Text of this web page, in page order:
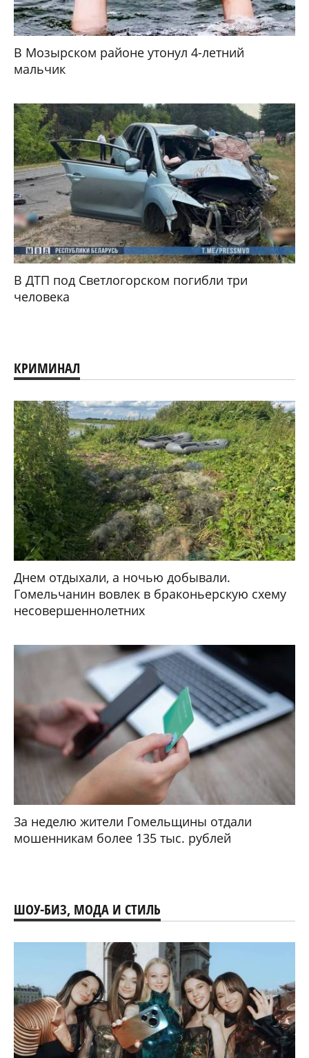
В Мозырском районе утонул 4-летний
мальчик
В ДТП под Светлогорском погибли три
человека
КРИМИНАЛ
Днем отдыхали, а ночью добывали.
Гомельчанин вовлек в браконьерскую схему
несовершеннолетних
За неделю жители Гомельщины отдали
мошенникам более 135 тыс. рублей
ШОУ-БИЗ, МОДА И СТИЛЬ